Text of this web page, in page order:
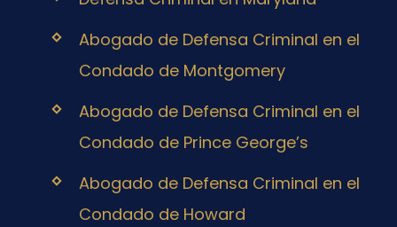
Abogado de Defensa Criminal en el
Condado de Montgomery
Abogado de Defensa Criminal en el
Condado de Prince George’s
Abogado de Defensa Criminal en el
Condado de Howard